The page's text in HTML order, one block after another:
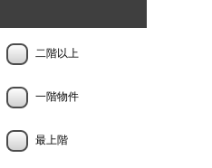
二階以上
一階物件
最上階